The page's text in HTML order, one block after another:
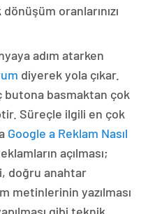
oranlarınızı
adım atarken
diyerek yola çıkar.
butona basmaktan çok
Süreçle ilgili en çok
Google a Reklam Nasıl
açılması;
doğru anahtar
metinlerinin yazılması